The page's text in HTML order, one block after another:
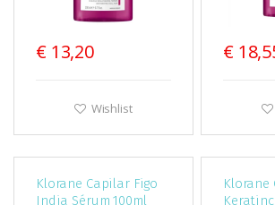
€ 13,20
Wishlist
€
Klorane Capilar Figo
India Sérum 100ml
Klorane